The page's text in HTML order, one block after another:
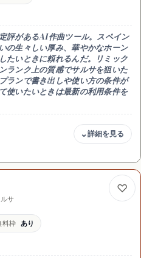
展開ごとまるごと生成
評があるAI作曲ツール。スペイン
の生々しい厚み、華やかなホーン
たいときに頼れるんだ。リミック
ランク上の質感でサルサを狙いた
ランで書き出しや使い方の条件が
使いたいときは最新の利用条件を
ドル(年払い月24ドル)
(生成物は商用不可)。有料の
・年払い月24ドル)は商用に対応
サ
料枠 あり